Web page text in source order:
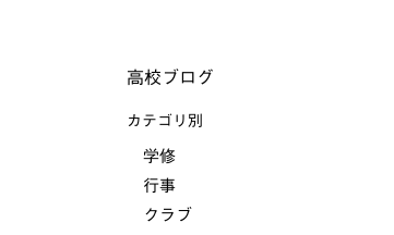
高校ブログ
カテゴリ別
学修
行事
クラブ